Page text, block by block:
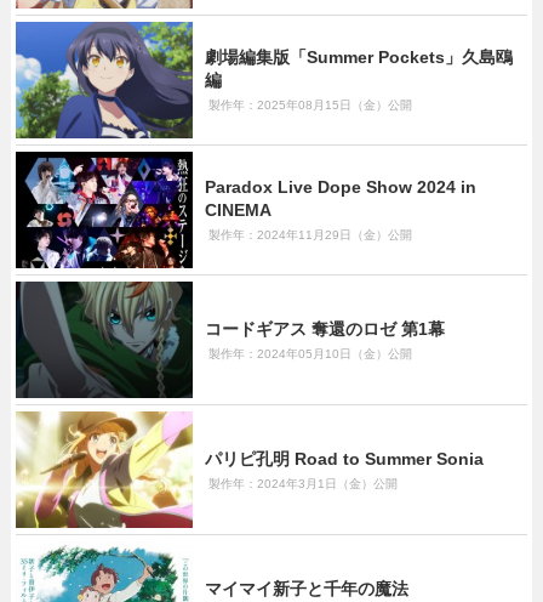
劇場編集版「Summer Pockets」久島鴎
編
製作年：2025年08月15日（金）公開
Paradox Live Dope Show 2024 in
CINEMA
製作年：2024年11月29日（金）公開
コードギアス 奪還のロゼ 第1幕
製作年：2024年05月10日（金）公開
パリピ孔明 Road to Summer Sonia
製作年：2024年3月1日（金）公開
マイマイ新子と千年の魔法